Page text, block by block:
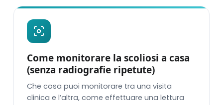
Come monitorare la scoliosi a casa
(senza radiografie ripetute)
Che cosa puoi monitorare tra una visita
clinica e l’altra, come effettuare una lettura